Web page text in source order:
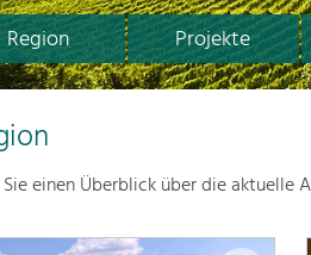
Region Projekte
einen Überblick über die